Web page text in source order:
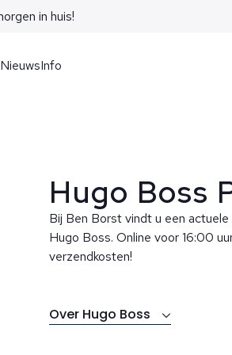
Advies in onze winkels in Noordwijk aan
NieuwsInfo
Hugo Boss
Bij Ben Borst vindt u een
Hugo Boss. Online voor 16:00
verzendkosten!
Over Hugo Boss